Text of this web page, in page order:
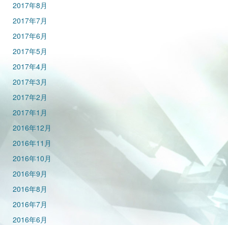
2017年8月
2017年7月
2017年6月
2017年5月
2017年4月
2017年3月
2017年2月
2017年1月
2016年12月
2016年11月
2016年10月
2016年9月
2016年8月
2016年7月
2016年6月